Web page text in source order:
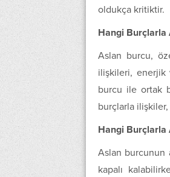
oldukça kritiktir.
Hangi Burçlarla
Aslan burcu,
ilişkileri, enerjik
burcu ile ortak
burçlarla ilişkiler,
Hangi Burçlarla
Aslan burcunun
kapalı